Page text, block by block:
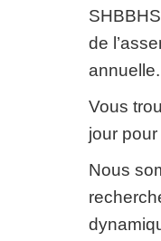
de
annuelle.
Vous
jour
Nous